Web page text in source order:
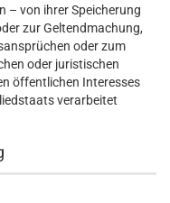
– von ihrer Speicherung
zur Geltendmachung,
oder zum
oder juristischen
öffentlichen Interesses
verarbeitet